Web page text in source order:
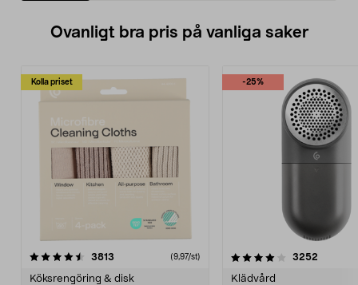
Ovanligt bra pris på vanliga saker
Kolla priset
3813 (9,97/st)
Köksrengöring & disk
-25%
4.0av 5 stjärnor 3252
Klädvård
4.5av 5 stjärnor